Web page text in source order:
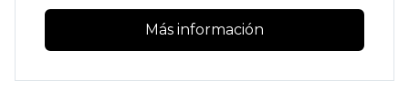
Más información